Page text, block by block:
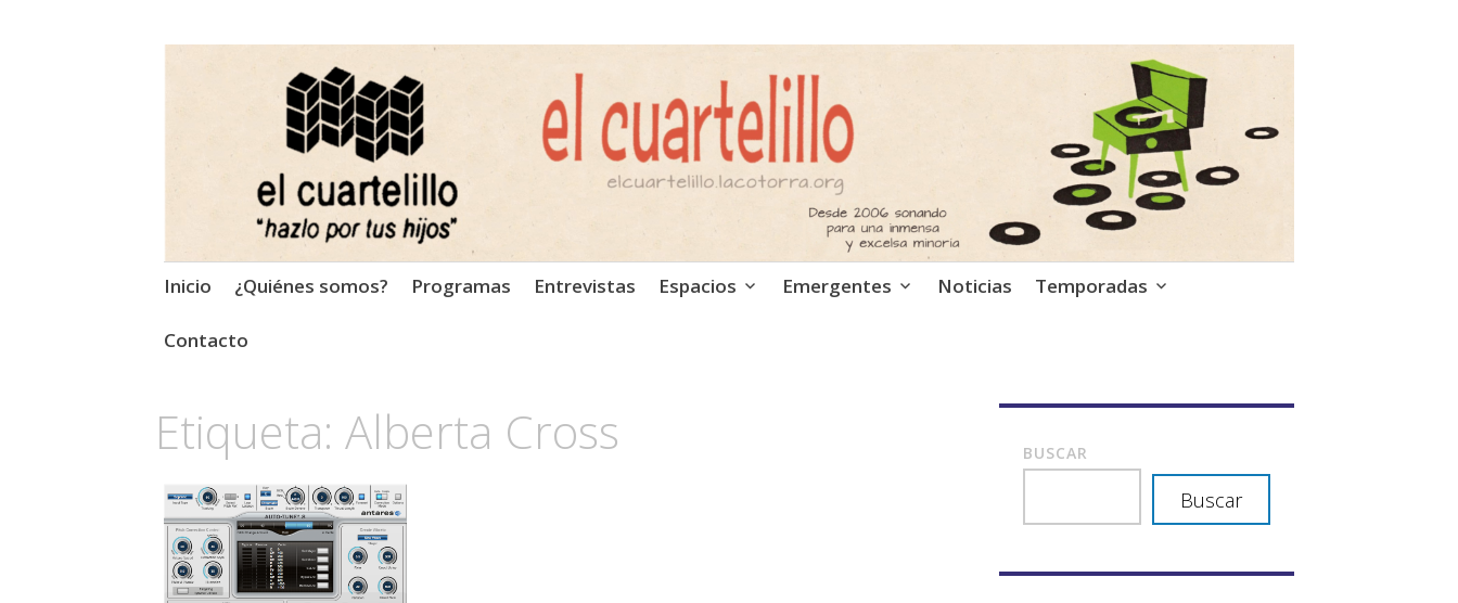
El Cuartelillo
Programa de radio de música independiente. Podcast
Saltar
contenido
Inicio ¿Quiénes somos? Programas Entrevistas Espacios Emergentes Noticias Temporadas
Contacto
Etiqueta: Alberta Cross BUSCAR
Buscar